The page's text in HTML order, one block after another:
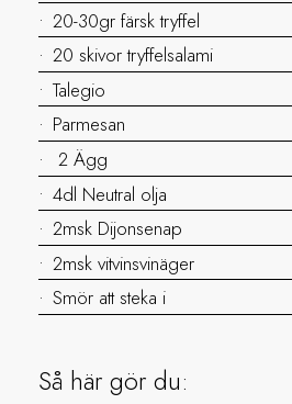
20-30gr färsk tryffel
20 skivor tryffelsalami
Talegio
Parmesan
2 Ägg
4dl Neutral olja
2msk Dijonsenap
2msk vitvinsvinäger
Smör att steka i
Så här gör du: